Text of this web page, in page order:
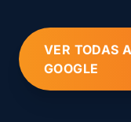
VER TODAS
GOOGLE